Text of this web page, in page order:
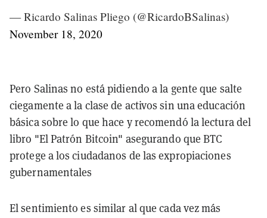
— Ricardo Salinas Pliego (@RicardoBSalinas)
November 18, 2020
Pero Salinas no está pidiendo a la gente que salte
ciegamente a la clase de activos sin una educación
básica sobre lo que hace y recomendó la lectura del
libro "El Patrón Bitcoin" asegurando que BTC
protege a los ciudadanos de las expropiaciones
gubernamentales
El sentimiento es similar al que cada vez más